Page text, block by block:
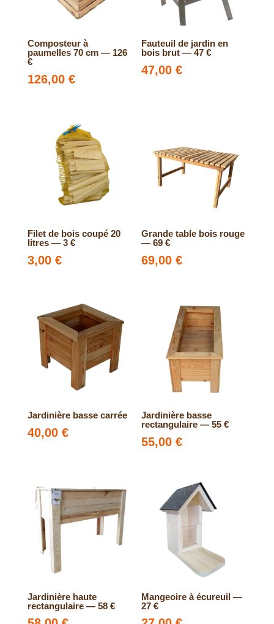
Composteur à
paumelles 70 cm — 126
€
126,00 €
Fauteuil de jardin en
bois brut — 47 €
47,00€
Filet de bois coupé 20
litres — 3 €
3,00 €
Grande table bois rouge
— 69 €
69,00€
Jardinière basse carrée
40,00 €
Jardinière basse
rectangulaire — 55 €
55,00€
Jardinière haute
rectangulaire — 58 €
Mangeoire à écureuil —
27 €